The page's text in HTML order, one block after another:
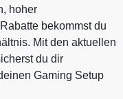
hoher
bekommst du
Mit den aktuellen
du dir
Gaming Setup